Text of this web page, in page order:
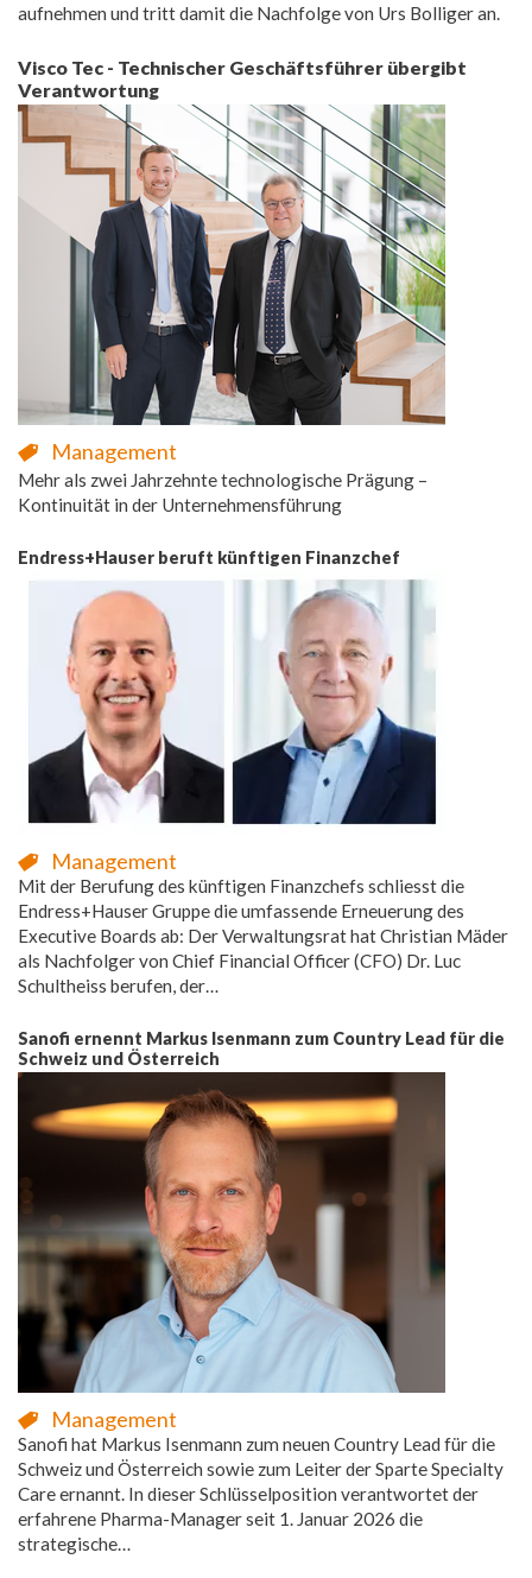
aufnehmen und tritt damit die Nachfolge von Urs Bolliger an.
Visco Tec - Technischer Geschäftsführer übergibt
Verantwortung
Management
Mehr als zwei Jahrzehnte technologische Prägung –
Kontinuität in der Unternehmensführung
Endress+Hauser beruft künftigen Finanzchef
Management
Mit der Berufung des künftigen Finanzchefs schliesst die
Endress+Hauser Gruppe die umfassende Erneuerung des
Executive Boards ab: Der Verwaltungsrat hat Christian Mäder
als Nachfolger von Chief Financial Officer (CFO) Dr. Luc
Schultheiss berufen, der…
Sanofi ernennt Markus Isenmann zum Country Lead für die
Schweiz und Österreich
Management
Sanofi hat Markus Isenmann zum neuen Country Lead für die
Schweiz und Österreich sowie zum Leiter der Sparte Specialty
Care ernannt. In dieser Schlüsselposition verantwortet der
erfahrene Pharma-Manager seit 1. Januar 2026 die
strategische…